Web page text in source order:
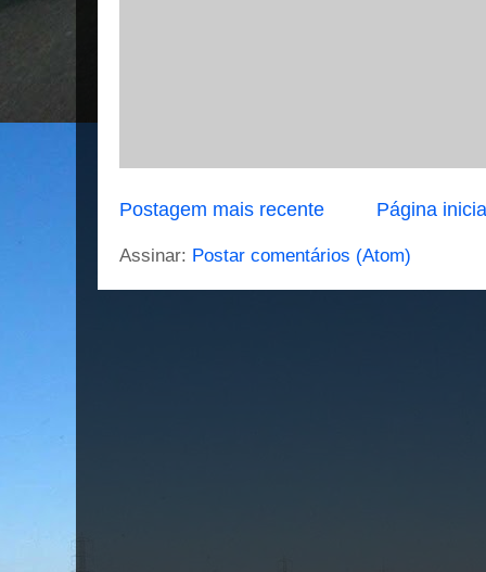
Postagem mais recente Página
Assinar: Postar comentários (Atom)